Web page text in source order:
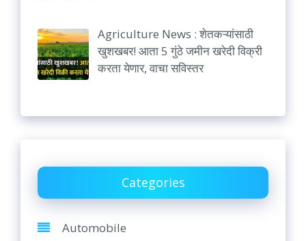
Agriculture News : शेतकऱ्यांसाठी
खुशखबर! आता 5 गुंठे जमीन खरेदी विक्री
करता येणार, वाचा सविस्तर
Categories
Automobile